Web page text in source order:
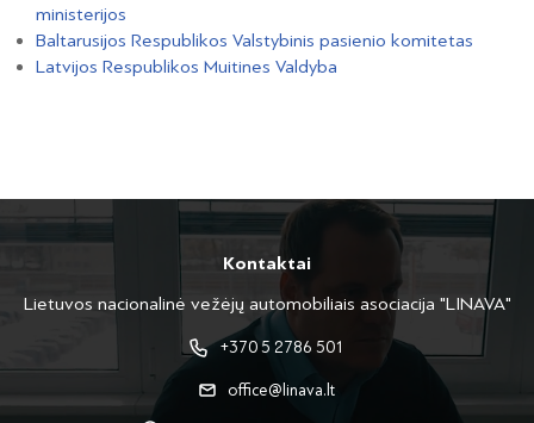
ministerijos
Baltarusijos Respublikos Valstybinis pasienio komitetas
Latvijos Respublikos Muitines Valdyba
Kontaktai
Lietuvos nacionalinė vežėjų automobiliais asociacija "LINAVA"
+370 5 2786 501
office@linava.lt